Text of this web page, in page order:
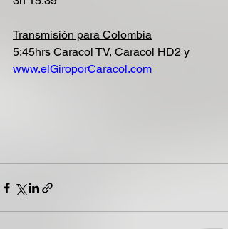
Transmisión para Colombia
5:45hrs Caracol TV, Caracol HD2 y
www.elGiroporCaracol.com